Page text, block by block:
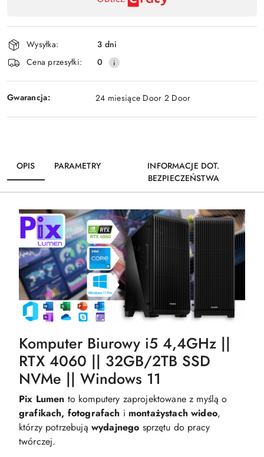
płatność
i
dostawa
Wysyłka:
3 dni
Cena przesyłki:
0
Gwarancja: 24 miesiące Door 2 Door
OPIS PARAMETRY
INFORMACJE DOT.
BEZPIECZEŃSTWA
Komputer Biurowy i5 4,4GHz ||
RTX 4060 || 32GB/2TB SSD
NVMe || Windows 11
Pix Lumen to komputery zaprojektowane z myślą o
grafikach, fotografach i montażystach wideo,
którzy potrzebują wydajnego sprzętu do pracy
twórczej.